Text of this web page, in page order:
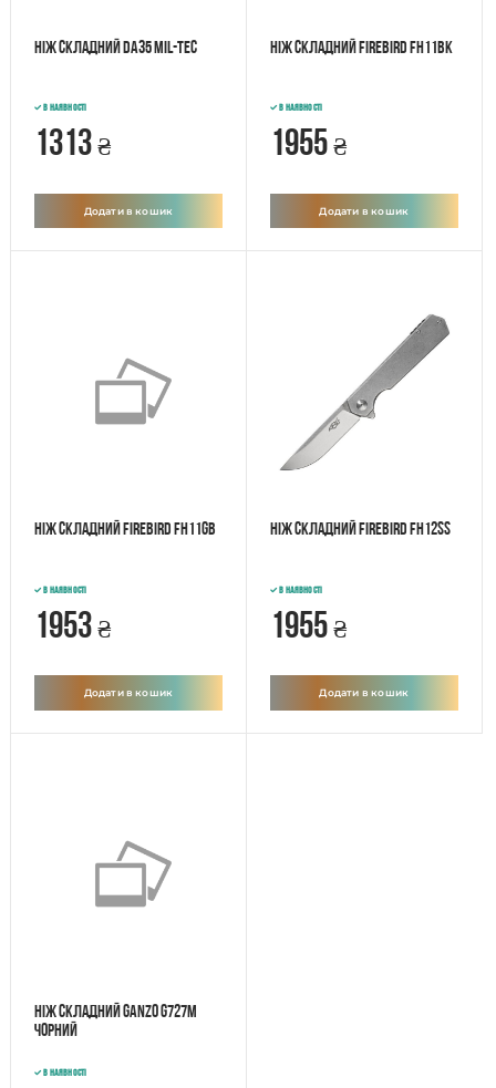
Ніж складний Da35 Mil-tec
В наявності
1313 ₴
Додати в кошик
Ніж складний Firebird FH11BK
В наявності
1955 ₴
Додати в кошик
Ніж складний Firebird FH11GB
В наявності
1953 ₴
Додати в кошик
Ніж складний Firebird FH12SS
В наявності
1955 ₴
Додати в кошик
Ніж складний Ganzo G727M
чорний
В наявності